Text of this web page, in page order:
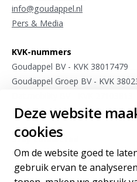
Deze website
cookies
Om de website goed te
gebruik ervan te
info@goudappel.nl
Pers & Media
KVK-nummers
Goudappel BV - KVK 38017479
Goudappel Groep BV - KVK
Meet4research BV - KVK
Stay connected
Meld je aan voor sporadische
het gebied van internationale